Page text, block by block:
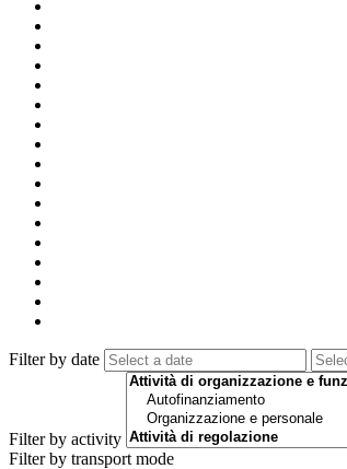
Filter by date
Filter by activity
Filter by transport mode